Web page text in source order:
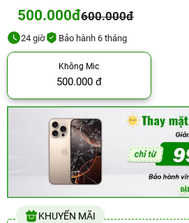
500.000đ600.000đ
24 giờ Bảo hành 6 tháng
Không Mic
500.000 đ
KHUYẾN MÃI